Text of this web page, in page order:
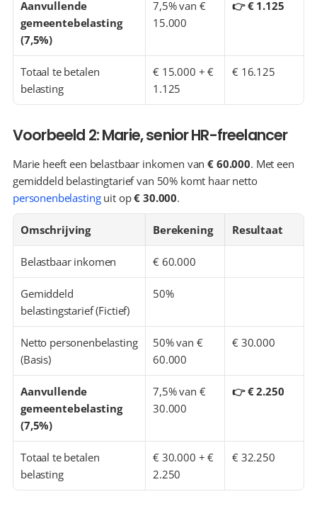
Aanvullende
gemeentebelasting
(7,5%)
7,5% van €
15.000
👉 € 1.125
Totaal te betalen
belasting
€ 15.000 + €
1.125
€ 16.125
Voorbeeld 2: Marie, senior HR-freelancer
Marie heeft een belastbaar inkomen van € 60.000. Met een
gemiddeld belastingtarief van 50% komt haar netto
personenbelasting uit op € 30.000.
Omschrijving Berekening Resultaat
Belastbaar inkomen € 60.000
Gemiddeld
belastingstarief (Fictief)
50%
Netto personenbelasting
(Basis)
50% van €
60.000
€ 30.000
Aanvullende
gemeentebelasting
(7,5%)
7,5% van €
30.000
👉 € 2.250
Totaal te betalen
belasting
€ 30.000 + €
2.250
€ 32.250